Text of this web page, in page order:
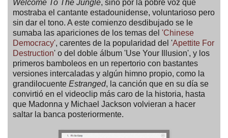
Welcome To The Jungle, sino por la pobre voz que
mostraba el cantante estadounidense, voluntarioso pero
sin dar el tono. A este comienzo desdibujado se le
sumaba las apariciones de los temas del 'Chinese
Democracy', carentes de la popularidad del 'Apettite For
Destruction' o del doble álbum 'Use Your Illusion', y los
primeros bamboleos en un repertorio con bastantes
versiones intercaladas y algún himno propio, como la
grandilocuente Estranged, la canción que en su día se
convirtió en el videoclip más caro de la historia, hasta
que Madonna y Michael Jackson volvieran a hacer
saltar la banca posteriormente.